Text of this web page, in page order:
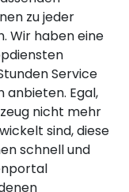
zu jeder
Wir haben eine
Service
anbieten. Egal,
nicht mehr
sind, diese
schnell und